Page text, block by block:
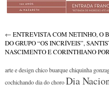
← ENTREVISTA COM NETINHO, O
DO GRUPO “OS INCRÍVEIS”,
NASCIMENTO E CORINTHIANO
arte e designchico buarquechiquinha
cochichandodia do choroDia